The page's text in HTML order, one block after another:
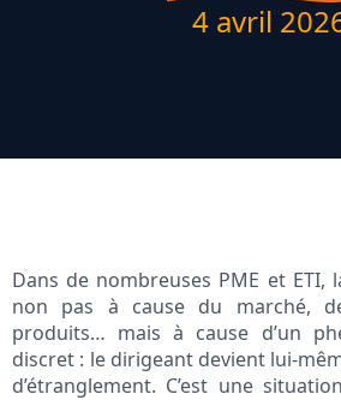
4 avril
Dans de nombreuses PME et ETI,
non pas à cause du marché,
produits… mais à cause d’un
discret : le dirigeant devient lui-
d’étranglement. C’est une